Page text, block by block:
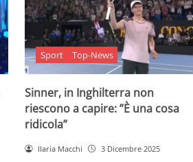
Sport Top-News
Sinner, in Inghilterra non
riescono a capire: ”È una cosa
ridicola”
Ilaria Macchi 3 Dicembre 2025